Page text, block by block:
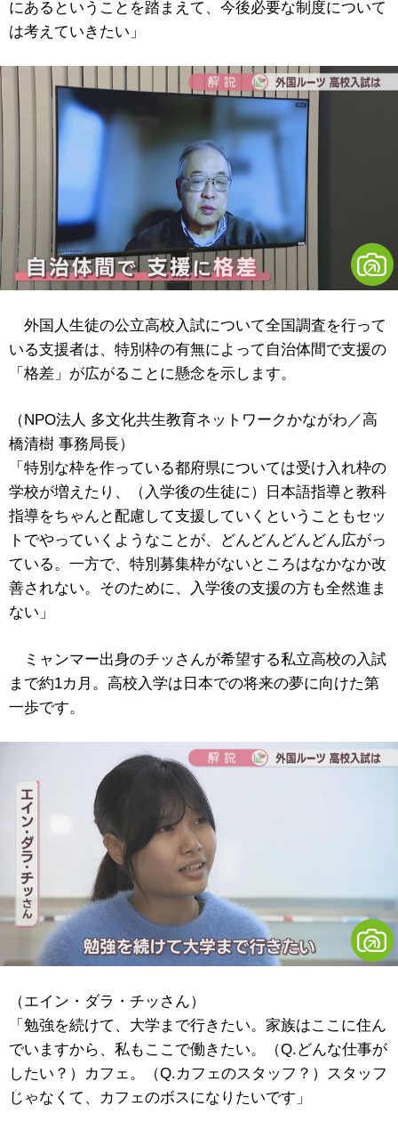
にあるということを踏まえて、今後必要な制度について
は考えていきたい」
外国人生徒の公立高校入試について全国調査を行って
いる支援者は、特別枠の有無によって自治体間で支援の
「格差」が広がることに懸念を示します。
（NPO法人 多文化共生教育ネットワークかながわ／高
橋清樹 事務局長）
「特別な枠を作っている都府県については受け入れ枠の
学校が増えたり、（入学後の生徒に）日本語指導と教科
指導をちゃんと配慮して支援していくということもセッ
トでやっていくようなことが、どんどんどんどん広がっ
ている。一方で、特別募集枠がないところはなかなか改
善されない。そのために、入学後の支援の方も全然進ま
ない」
ミャンマー出身のチッさんが希望する私立高校の入試
まで約1カ月。高校入学は日本での将来の夢に向けた第
一歩です。
（エイン・ダラ・チッさん）
「勉強を続けて、大学まで行きたい。家族はここに住ん
でいますから、私もここで働きたい。（Q.どんな仕事が
したい？）カフェ。（Q.カフェのスタッフ？）スタッフ
じゃなくて、カフェのボスになりたいです」